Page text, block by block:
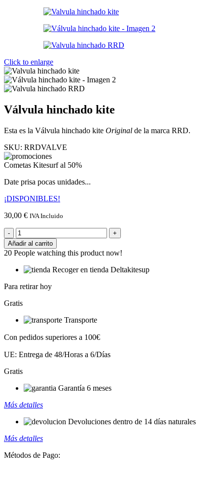
Click to enlarge
Válvula hinchado kite
Esta es la Válvula hinchado kite Original de la marca RRD.
SKU: RRDVALVE
Cometas Kitesurf al 50%
Date prisa pocas unidades...
¡DISPONIBLES!
30,00 € IVA Incluido
Válvula
hinchado
kite
cantidad
Añadir al carrito
20 People watching this product now!
Recoger en tienda Deltakitesup
Para retirar hoy
Gratis
Transporte
Con pedidos superiores a 100€
UE: Entrega de 48/Horas a 6/Días
Gratis
Garantía 6 meses
Más detalles
Devoluciones dentro de 14 días naturales
Más detalles
Métodos de Pago: